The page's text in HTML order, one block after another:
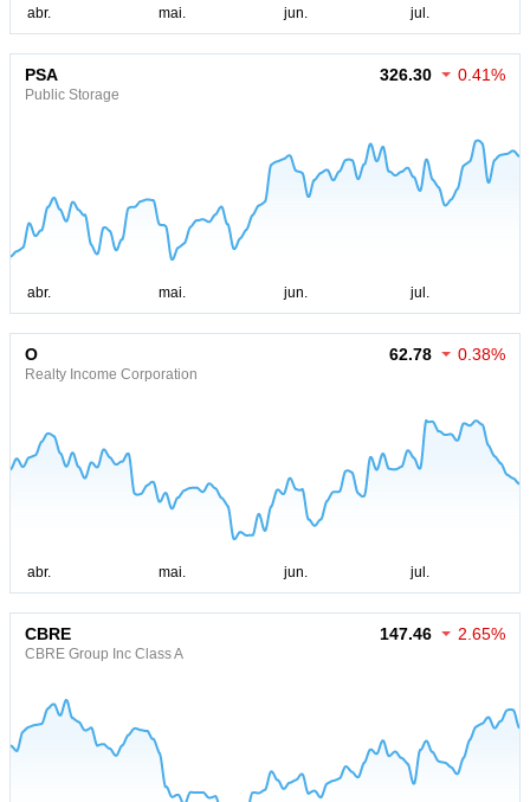
PSA
Public Storage
326.30 0.41%
O
Realty Income Corporation
62.78 0.38%
CBRE
CBRE Group Inc Class A
147.46 2.65%